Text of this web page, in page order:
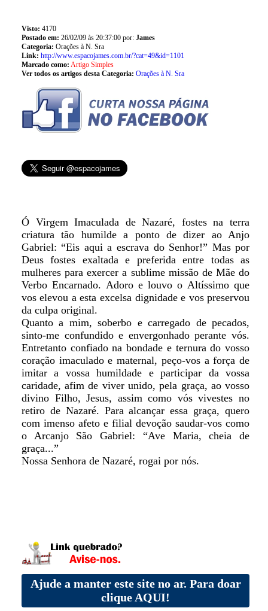
Visto: 4170
Postado em: 26/02/09 às 20:37:00 por: James
Categoria: Orações à N. Sra
Link: http://www.espacojames.com.br/?cat=49&id=1101
Marcado como: Artigo Simples
Ver todos os artigos desta Categoria: Orações à N. Sra
Ó Virgem Imaculada de Nazaré, fostes na terra
criatura tão humilde a ponto de dizer ao Anjo
Gabriel: “Eis aqui a escrava do Senhor!” Mas por
Deus fostes exaltada e preferida entre todas as
mulheres para exercer a sublime missão de Mãe do
Verbo Encarnado. Adoro e louvo o Altíssimo que
vos elevou a esta excelsa dignidade e vos preservou
da culpa original.
Quanto a mim, soberbo e carregado de pecados,
sinto-me confundido e envergonhado perante vós.
Entretanto confiado na bondade e ternura do vosso
coração imaculado e maternal, peço-vos a força de
imitar a vossa humildade e participar da vossa
caridade, afim de viver unido, pela graça, ao vosso
divino Filho, Jesus, assim como vós vivestes no
retiro de Nazaré. Para alcançar essa graça, quero
com imenso afeto e filial devoção saudar-vos como
o Arcanjo São Gabriel: “Ave Maria, cheia de
graça...”
Nossa Senhora de Nazaré, rogai por nós.
Ajude a manter este site no ar. Para doar
clique AQUI!